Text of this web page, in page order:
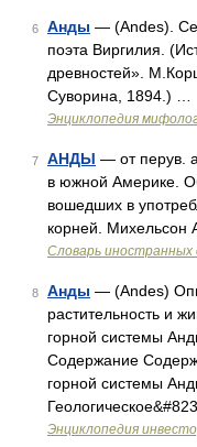
6 Анды — (Andes).
поэта Виргилия.
древностей».
Суворина, 1894.) …
Энциклопедия
7 АНДЫ — от перув.
в южной Америке.
вошедших в
корней. Михельсон
Словарь иностранных
8 Анды — (Andes)
растительность и
горной системы
Содержание
горной системы
Энциклопедия